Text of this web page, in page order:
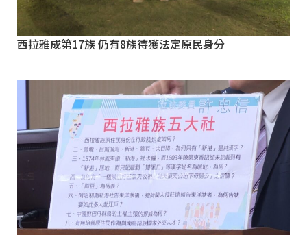
西拉雅成第17族 仍有8族待獲法定原民身分